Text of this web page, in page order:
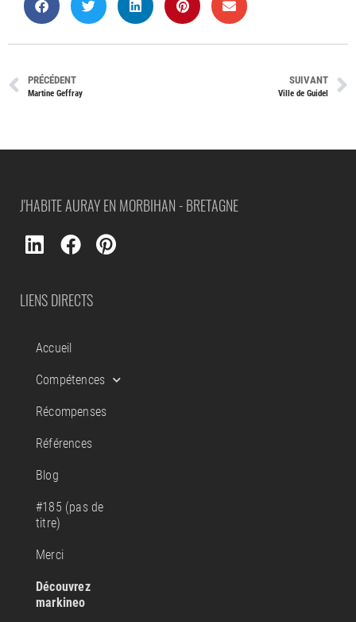
SUIVANT
Ville de Guidel
PRÉCÉDENT
Martine Geffray
J'HABITE AURAY EN MORBIHAN - BRETAGNE
LIENS DIRECTS
Accueil
Compétences
Récompenses
Références
Blog
#185 (pas de
titre)
Merci
Découvrez
markineo